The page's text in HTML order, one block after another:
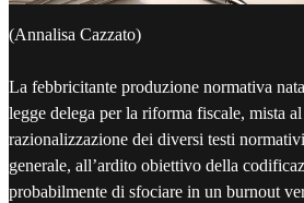
(Annalisa Cazzato)
La febbricitante produzione normativa
legge delega per la riforma fiscale, mista
razionalizzazione dei diversi testi
generale, all’ardito obiettivo della
probabilmente di sfociare in un burnout